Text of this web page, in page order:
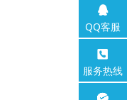
QQ客服
服务热线